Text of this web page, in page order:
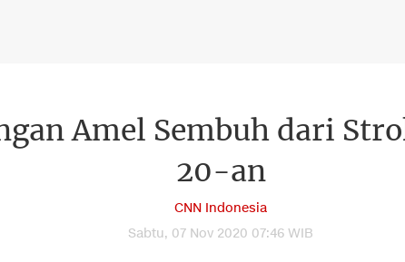
Amel Sembuh dari
20-an
CNN Indonesia
Sabtu, 07 Nov 2020 07:46 WIB